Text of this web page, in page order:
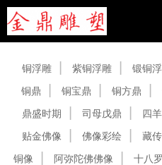
铜浮雕 紫铜浮雕 锻铜
铜鼎
铜宝鼎 铜方鼎
鼎盛时期
司母戊鼎 四
贴金佛像
佛像彩绘 藏
铜像
阿弥陀佛佛像 十八